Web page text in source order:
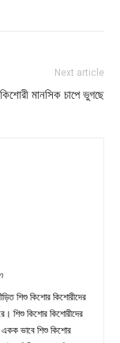
Next article
মানসিক চাপে ভুগছে
শিশু কিশোর কিশোরীদের
শিশু কিশোর কিশোরীদের
ভাবে শিশু কিশোর